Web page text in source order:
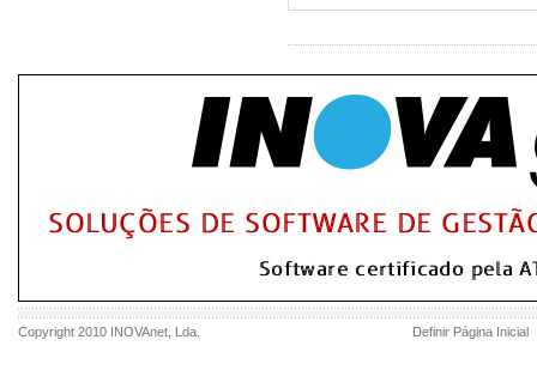
Copyright 2010 INOVAnet , Lda. Definir Página Inicial